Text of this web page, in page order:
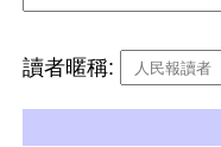
讀者暱稱: